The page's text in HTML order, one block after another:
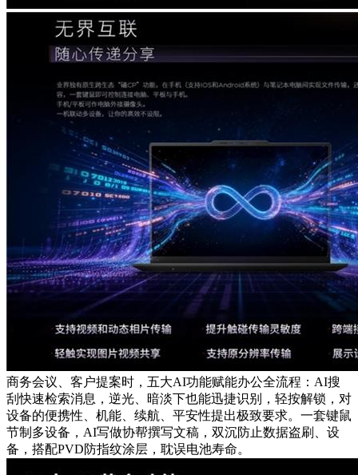
商务会议、客户提案时，五大AI功能赋能办公全流程：AI搜
刮快速检索消息，逆光、暗淡下也能迅捷识别，轻按解锁，对
设备的便携性、机能、续航、平安性提出极致要求。一套键鼠
节制多设备，AI写做协帮撰写文稿，双沉防止数据盗刷、设
备，搭配PVD防指纹涂层，耽误电池寿命。